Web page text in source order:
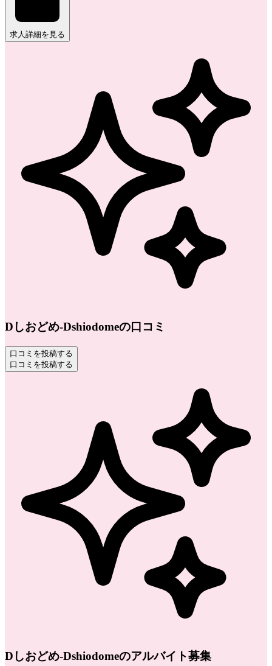
求人詳細を見る
Dしおどめ-Dshiodomeの口コミ
口コミを投稿する
口コミを投稿する
Dしおどめ-Dshiodomeのアルバイト募集